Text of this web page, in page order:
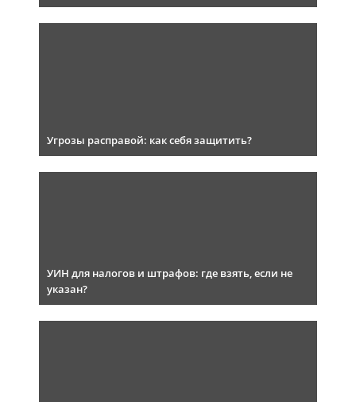
Угрозы расправой: как себя защитить?
УИН для налогов и штрафов: где взять, если не
указан?